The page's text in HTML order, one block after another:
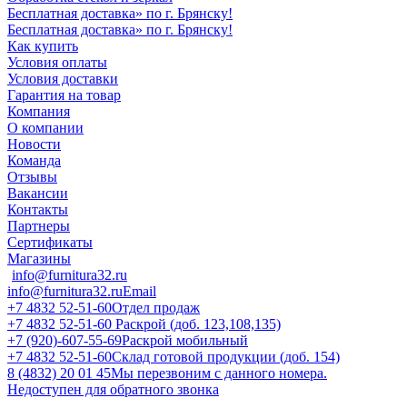
Бесплатная доставка» по г. Брянску!
Бесплатная доставка» по г. Брянску!
Как купить
Условия оплаты
Условия доставки
Гарантия на товар
Компания
О компании
Новости
Команда
Отзывы
Вакансии
Контакты
Партнеры
Сертификаты
Магазины
info@furnitura32.ru
info@furnitura32.ruEmail
+7 4832 52-51-60Отдел продаж
+7 4832 52-51-60 Раскрой (доб. 123,108,135)
+7 (920)-607-55-69Раскрой мобильный
+7 4832 52-51-60Склад готовой продукции (доб. 154)
8 (4832) 20 01 45Мы перезвоним с данного номера.
Недоступен для обратного звонка